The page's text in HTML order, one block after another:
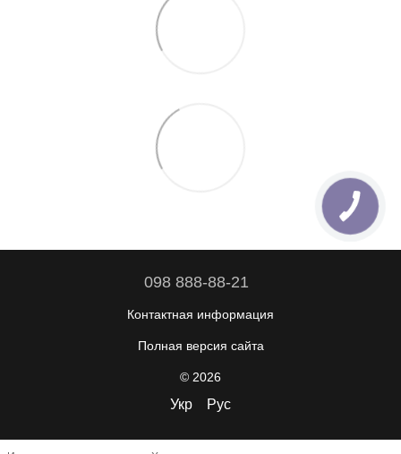
098 888-88-21
Контактная информация
Полная версия сайта
© 2026
Укр Рус